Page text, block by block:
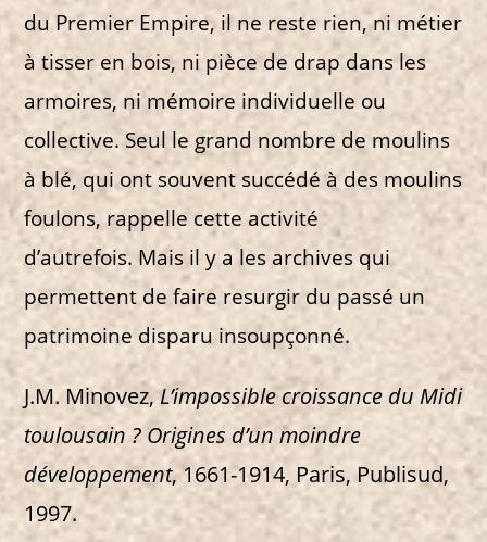
du Premier Empire, il ne reste rien, ni métier
à tisser en bois, ni pièce de drap dans les
armoires, ni mémoire individuelle ou
collective. Seul le grand nombre de moulins
à blé, qui ont souvent succédé à des moulins
foulons, rappelle cette activité
d’autrefois. Mais il y a les archives qui
permettent de faire resurgir du passé un
patrimoine disparu insoupçonné.
J.M. Minovez,L’impossible croissance du Midi
toulousain ? Origines d’un moindre
développement, 1661-1914, Paris, Publisud,
1997.